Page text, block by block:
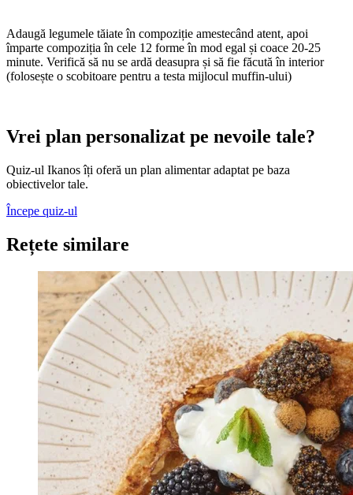
Adaugă legumele tăiate în compoziție amestecând atent, apoi
împarte compoziția în cele 12 forme în mod egal și coace 20-25
minute. Verifică să nu se ardă deasupra și să fie făcută în interior
(folosește o scobitoare pentru a testa mijlocul muffin-ului)
Vrei plan personalizat pe nevoile tale?
Quiz-ul Ikanos îți oferă un plan alimentar adaptat pe baza
obiectivelor tale.
Începe quiz-ul
Rețete similare